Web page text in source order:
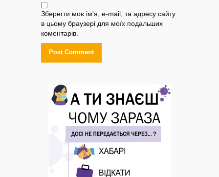
Зберегти моє ім'я, e-mail, та адресу сайту
в цьому браузері для моїх подальших
коментарів.